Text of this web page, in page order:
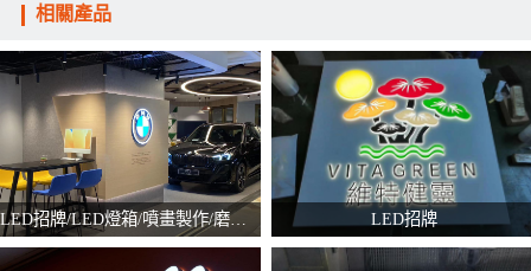
相關產品
LED招牌/LED燈箱/噴畫製作/磨砂貼 LED招牌